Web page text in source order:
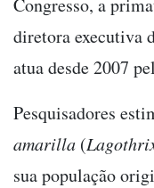
Congresso, a
diretora executiva
atua desde 2007
Pesquisadores
amarilla (
sua população